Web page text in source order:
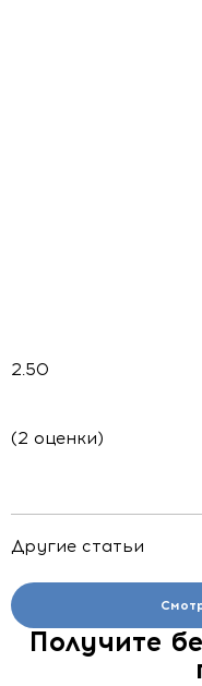
2.50
(2 оценки)
Другие статьи
Получите